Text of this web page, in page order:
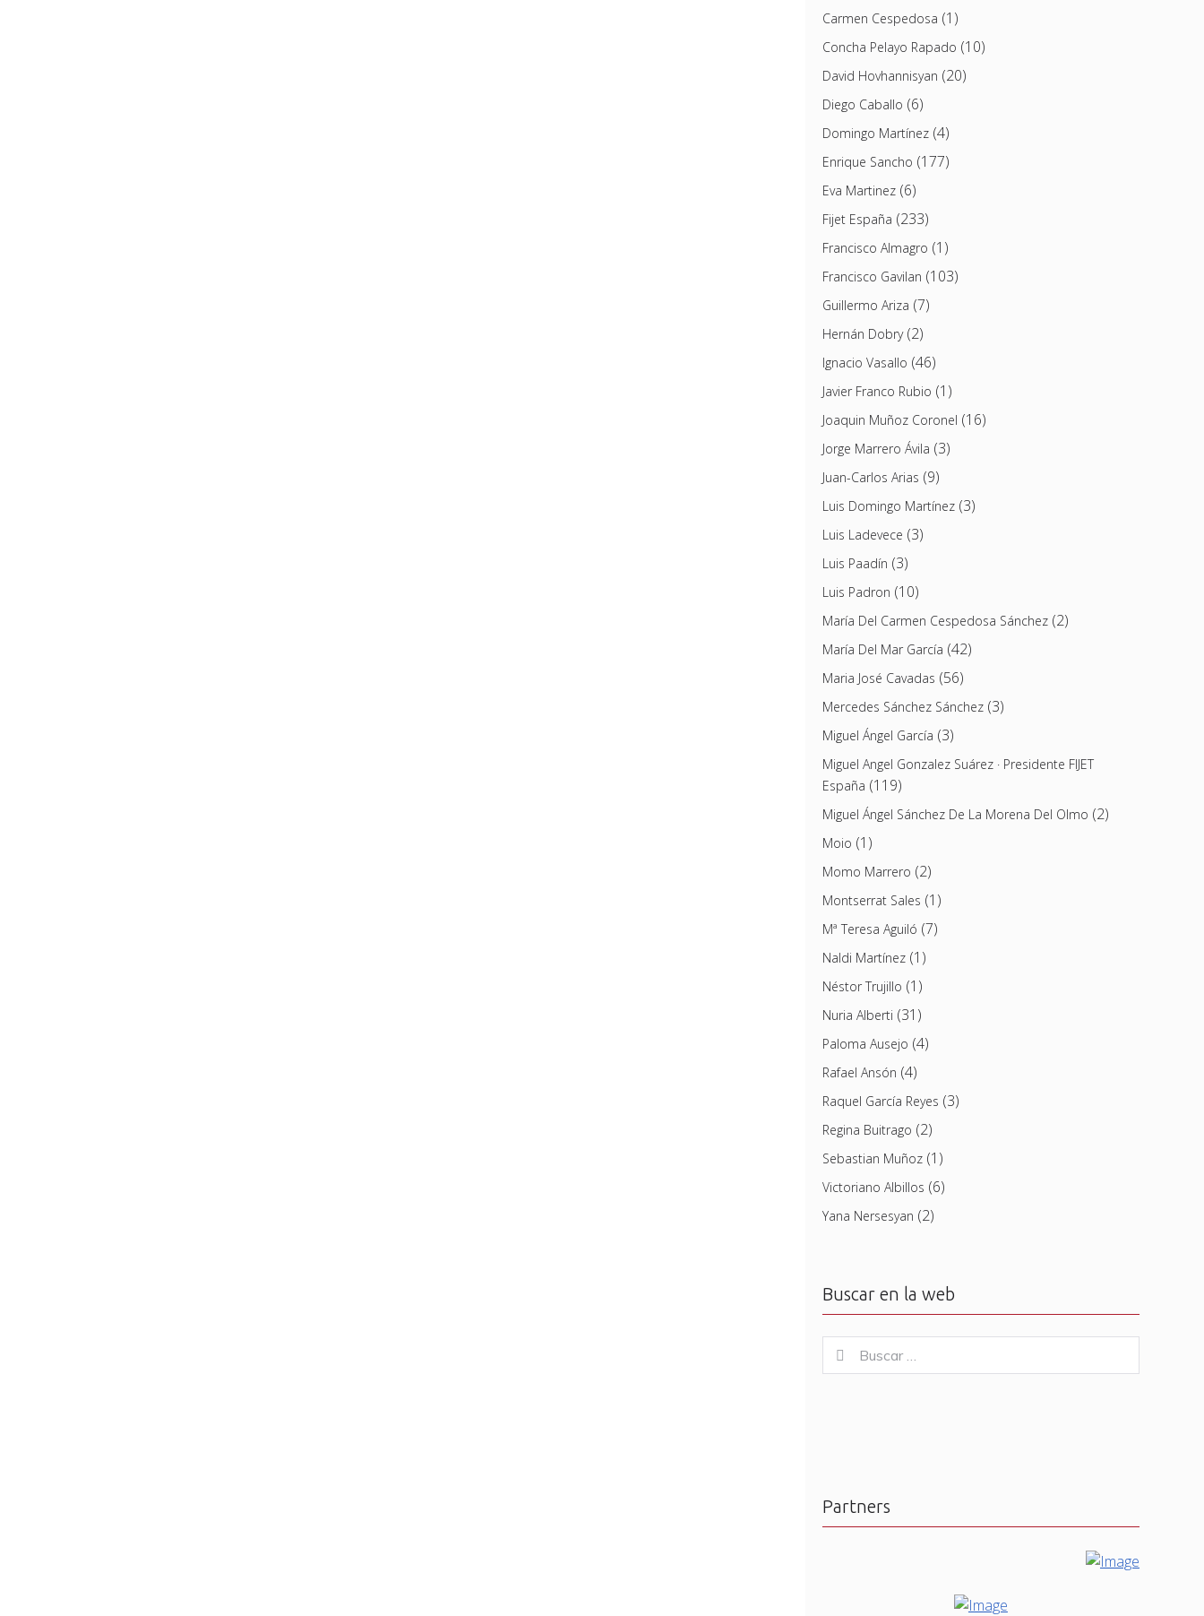
Carmen Cespedosa (1)
Concha Pelayo Rapado (10)
David Hovhannisyan (20)
Diego Caballo (6)
Domingo Martínez(4)
Enrique Sancho (177)
Eva Martinez(6)
Fijet España (233)
Francisco Almagro (1)
Francisco Gavilan (103)
Guillermo Ariza (7)
Hernán Dobry(2)
Ignacio Vasallo (46)
Javier Franco Rubio (1)
Joaquin Muñoz Coronel (16)
Jorge Marrero Ávila (3)
Juan-Carlos Arias (9)
Luis Domingo Martínez(3)
Luis Ladevece (3)
Luis Paadín (3)
Luis Padron (10)
María Del Carmen Cespedosa Sánchez(2)
María Del Mar García (42)
Maria José Cavadas (56)
Mercedes Sánchez Sánchez(3)
Miguel Ángel García (3)
Miguel Angel Gonzalez Suárez · Presidente FIJET
España (119)
Miguel Ángel Sánchez De La Morena Del Olmo (2)
Moio (1)
Momo Marrero (2)
Montserrat Sales (1)
Mª Teresa Aguiló (7)
Naldi Martínez(1)
Néstor Trujillo (1)
Nuria Alberti (31)
Paloma Ausejo (4)
Rafael Ansón (4)
Raquel García Reyes (3)
Regina Buitrago (2)
Sebastian Muñoz(1)
Victoriano Albillos (6)
Yana Nersesyan (2)
Buscar en la web
for:
Buscar
Partners